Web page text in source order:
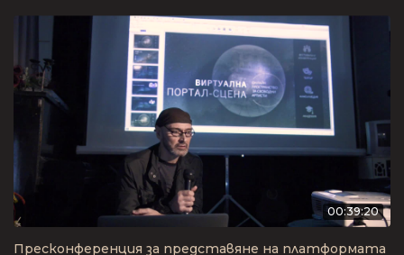
00:39:20
Пресконференция за представяне на платформата